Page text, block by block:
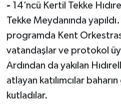
- 14’ncü Kertil Tekke
Tekke Meydanında
programda Kent
vatandaşlar ve protokol
Ardından da yakılan
atlayan katılımcılar
kutladılar.